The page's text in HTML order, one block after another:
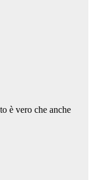
è vero che anche